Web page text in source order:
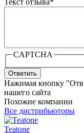
CAPTCHA
Ответить
Нажимая кнопку
нашего сайта
Похожие компании
Все дистрибьюторы
Teatone